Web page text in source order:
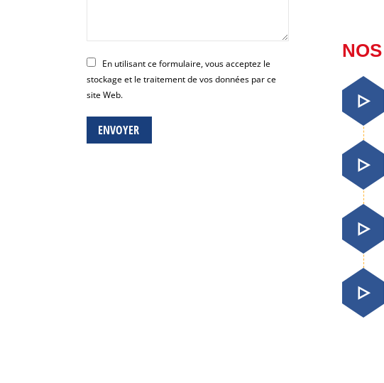
En utilisant ce formulaire, vous acceptez le
stockage et le traitement de vos données par ce
site Web.
ENVOYER